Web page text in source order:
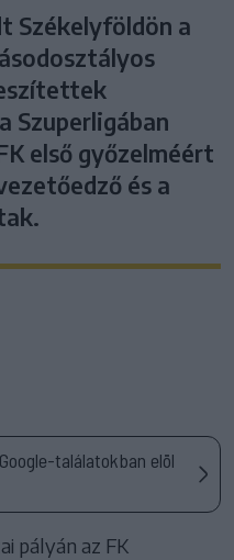
Székelyföldön a
Szuperligában
első győzelméért
és a
találatokban elöl
pályán az FK